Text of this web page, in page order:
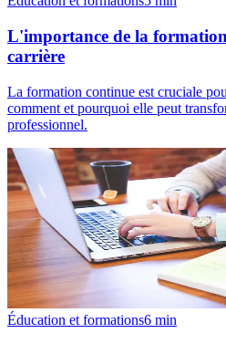
L'importance de la
carrière
La formation continue est cruciale
comment et pourquoi elle peut
professionnel.
Éducation et formations6 min